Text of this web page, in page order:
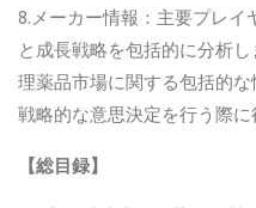
8.メーカー情報：主要プレ
と成長戦略を包括的に分析
理薬品市場に関する包括的
戦略的な意思決定を行う際に
【総目録】